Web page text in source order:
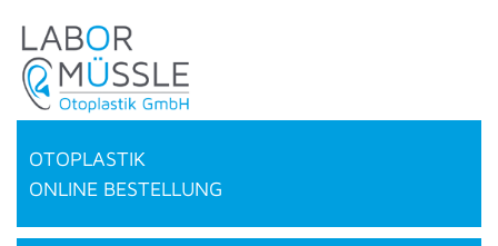
OTOPLASTIK
ONLINE BESTELLUNG